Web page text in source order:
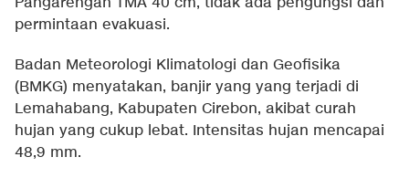
permintaan evakuasi.
Badan Meteorologi Klimatologi dan Geofisika
(BMKG) menyatakan, banjir yang yang terjadi di
Lemahabang, Kabupaten Cirebon, akibat curah
hujan yang cukup lebat. Intensitas hujan mencapai
48,9 mm.